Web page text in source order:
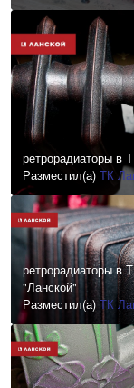
ретрорадиаторы в
Разместил(а) ТК
ретрорадиаторы в
"Ланской"
Разместил(а) ТК